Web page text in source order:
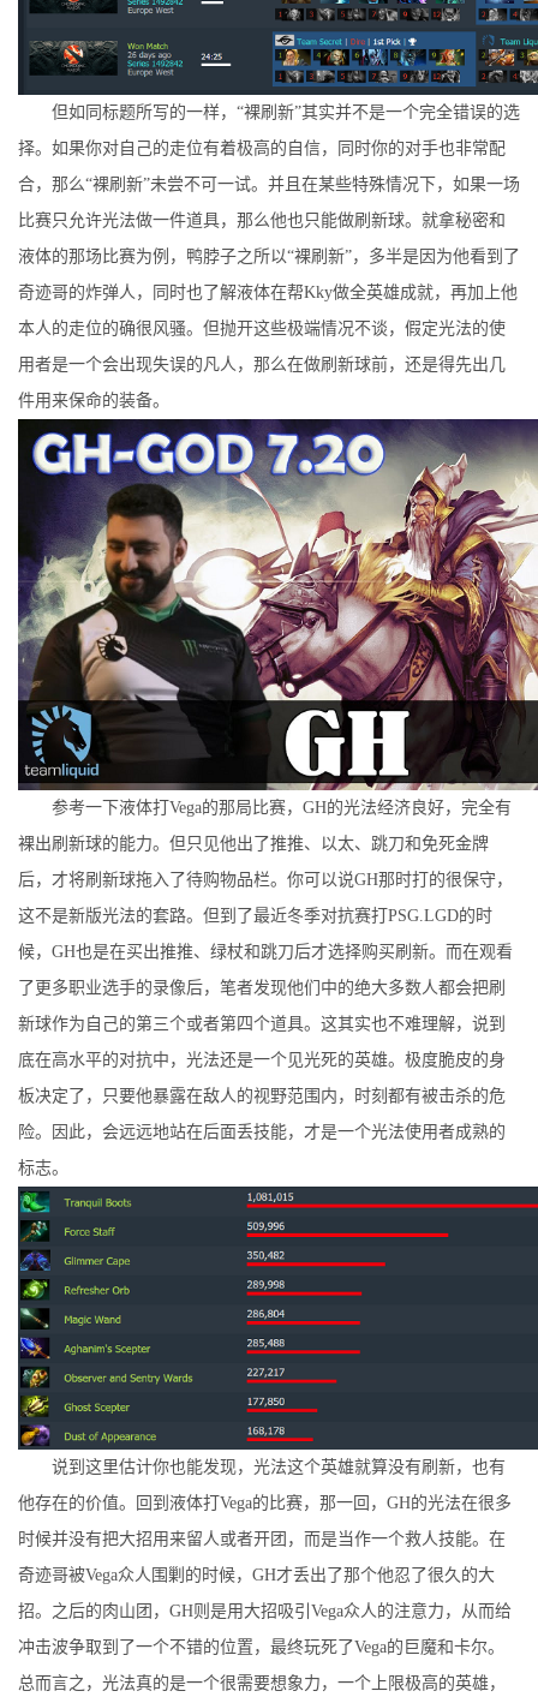
但如同标题所写的一样，“裸刷新”其实并不是一个完全错误的选
择。如果你对自己的走位有着极高的自信，同时你的对手也非常配
合，那么“裸刷新”未尝不可一试。并且在某些特殊情况下，如果一场
比赛只允许光法做一件道具，那么他也只能做刷新球。就拿秘密和
液体的那场比赛为例，鸭脖子之所以“裸刷新”，多半是因为他看到了
奇迹哥的炸弹人，同时也了解液体在帮Kky做全英雄成就，再加上他
本人的走位的确很风骚。但抛开这些极端情况不谈，假定光法的使
用者是一个会出现失误的凡人，那么在做刷新球前，还是得先出几
件用来保命的装备。
参考一下液体打Vega的那局比赛，GH的光法经济良好，完全有
裸出刷新球的能力。但只见他出了推推、以太、跳刀和免死金牌
后，才将刷新球拖入了待购物品栏。你可以说GH那时打的很保守，
这不是新版光法的套路。但到了最近冬季对抗赛打PSG.LGD的时
候，GH也是在买出推推、绿杖和跳刀后才选择购买刷新。而在观看
了更多职业选手的录像后，笔者发现他们中的绝大多数人都会把刷
新球作为自己的第三个或者第四个道具。这其实也不难理解，说到
底在高水平的对抗中，光法还是一个见光死的英雄。极度脆皮的身
板决定了，只要他暴露在敌人的视野范围内，时刻都有被击杀的危
险。因此，会远远地站在后面丢技能，才是一个光法使用者成熟的
标志。
说到这里估计你也能发现，光法这个英雄就算没有刷新，也有
他存在的价值。回到液体打Vega的比赛，那一回，GH的光法在很多
时候并没有把大招用来留人或者开团，而是当作一个救人技能。在
奇迹哥被Vega众人围剿的时候，GH才丢出了那个他忍了很久的大
招。之后的肉山团，GH则是用大招吸引Vega众人的注意力，从而给
冲击波争取到了一个不错的位置，最终玩死了Vega的巨魔和卡尔。
总而言之，光法真的是一个很需要想象力，一个上限极高的英雄，